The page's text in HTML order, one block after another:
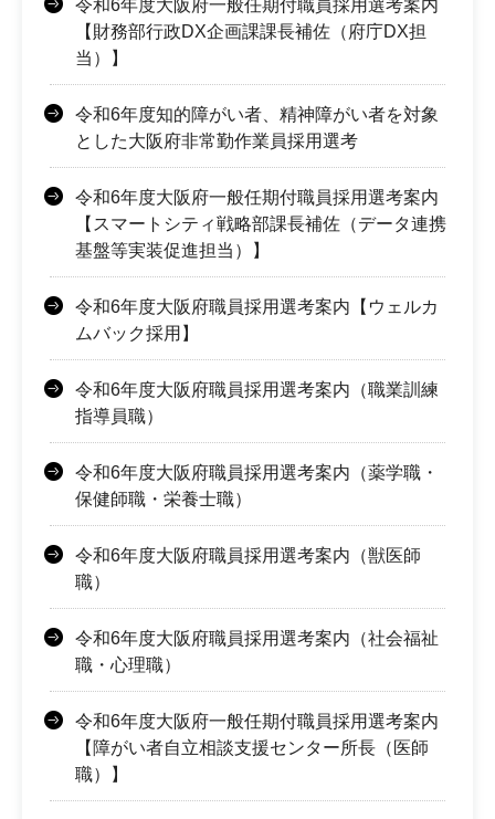
令和6年度大阪府一般任期付職員採用選考案内
【財務部行政DX企画課課長補佐（府庁DX担
当）】
令和6年度知的障がい者、精神障がい者を対象
とした大阪府非常勤作業員採用選考
令和6年度大阪府一般任期付職員採用選考案内
【スマートシティ戦略部課長補佐（データ連携
基盤等実装促進担当）】
令和6年度大阪府職員採用選考案内【ウェルカ
ムバック採用】
令和6年度大阪府職員採用選考案内（職業訓練
指導員職）
令和6年度大阪府職員採用選考案内（薬学職・
保健師職・栄養士職）
令和6年度大阪府職員採用選考案内（獣医師
職）
令和6年度大阪府職員採用選考案内（社会福祉
職・心理職）
令和6年度大阪府一般任期付職員採用選考案内
【障がい者自立相談支援センター所長（医師
職）】